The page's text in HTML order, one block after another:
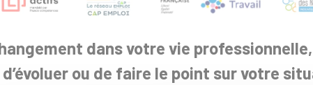
dans votre vie
ou de faire le point sur votre